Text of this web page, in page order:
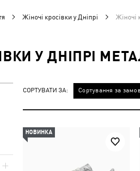
Жіночі кросівки у Дніпрі Жіночі
У ДНІПРІ
СОРТУВАТИ ЗА: Сортування за
НОВИНКА